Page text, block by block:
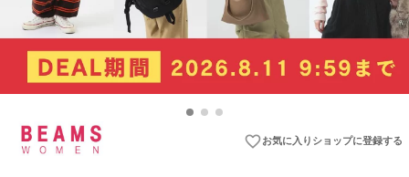
favorite_borderお気に入りショップに登録する